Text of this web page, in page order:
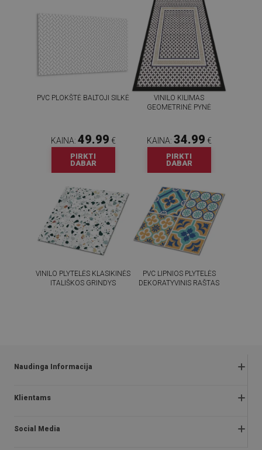
PVC PLOKŠTĖ BALTOJI SILKĖ
KAINA: 49.99 €
PIRKTI
DABAR
VINILO KILIMAS
GEOMETRINĖ PYNĖ
KAINA: 34.99 €
PIRKTI
DABAR
VINILO PLYTELĖS KLASIKINĖS
ITALIŠKOS GRINDYS
PVC LIPNIOS PLYTELĖS
DEKORATYVINIS RAŠTAS
Naudinga Informacija
Grąžinimai ir skundai
Akcijos taisyklės
Klientams
Apie mus
Social Media